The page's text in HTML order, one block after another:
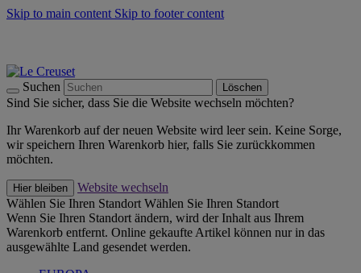
Skip to main content Skip to footer content
Suchen Löschen
Sind Sie sicher, dass Sie die Website wechseln möchten?
Ihr Warenkorb auf der neuen Website wird leer sein. Keine Sorge,
wir speichern Ihren Warenkorb hier, falls Sie zurückkommen
möchten.
Hier bleiben
Website wechseln
Wählen Sie Ihren Standort Wählen Sie Ihren Standort
Wenn Sie Ihren Standort ändern, wird der Inhalt aus Ihrem
Warenkorb entfernt. Online gekaufte Artikel können nur in das
ausgewählte Land gesendet werden.